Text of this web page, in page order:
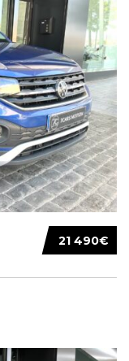
21 490€